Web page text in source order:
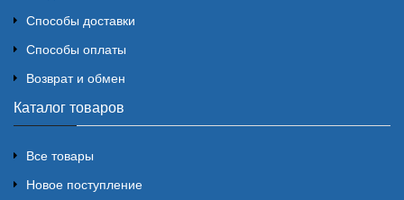
Способы доставки
Способы оплаты
Возврат и обмен
Каталог товаров
Все товары
Новое поступление